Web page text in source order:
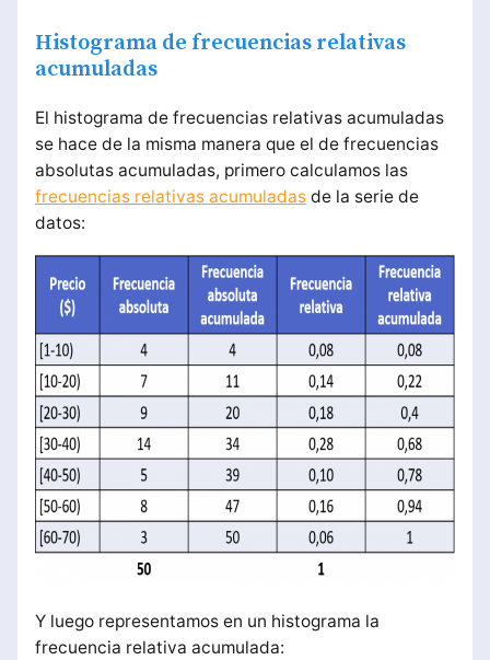
Histograma de frecuencias relativas
acumuladas
El histograma de frecuencias relativas acumuladas
se hace de la misma manera que el de frecuencias
absolutas acumuladas, primero calculamos las
frecuencias relativas acumuladasde la serie de
datos:
Y luego representamos en un histograma la
frecuencia relativa acumulada: